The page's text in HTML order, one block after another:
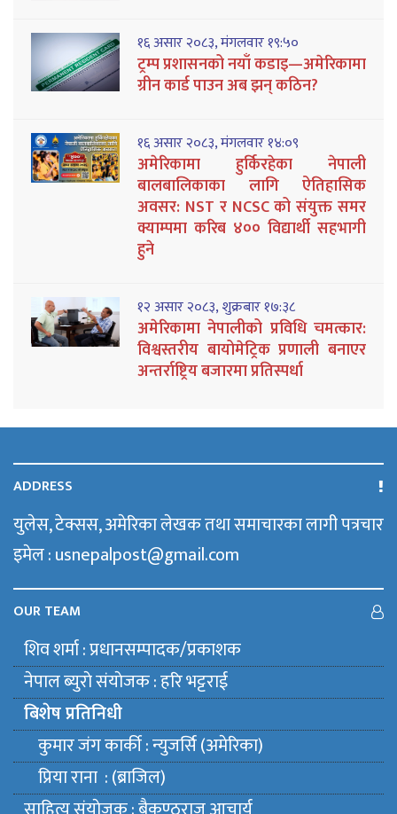
१६ असार २०८३, मंगलवार १९:५०
ट्रम्प प्रशासनको नयाँ कडाइ—अमेरिकामा
ग्रीन कार्ड पाउन अब झन् कठिन?
१६ असार २०८३, मंगलवार १४:०९
अमेरिकामा हुर्किरहेका नेपाली
बालबालिकाका लागि ऐतिहासिक
अवसर: NST र NCSC को संयुक्त समर
क्याम्पमा करिब ४०० विद्यार्थी सहभागी
हुने
१२ असार २०८३, शुक्रबार १७:३८
अमेरिकामा नेपालीको प्रविधि चमत्कार:
विश्वस्तरीय बायोमेट्रिक प्रणाली बनाएर
अन्तर्राष्ट्रिय बजारमा प्रतिस्पर्धा
ADDRESS
युलेस, टेक्सस, अमेरिका लेखक तथा समाचारका लागी पत्रचार
इमेल : usnepalpost@gmail.com
OUR TEAM
शिव शर्मा : प्रधानसम्पादक/प्रकाशक
नेपाल ब्युराे संयाेजक : हरि भट्टराई
बिशेष प्रतिनिधी
कुमार जंग कार्की : न्युजर्सि (अमेरिका)
प्रिया राना : (ब्राजिल)